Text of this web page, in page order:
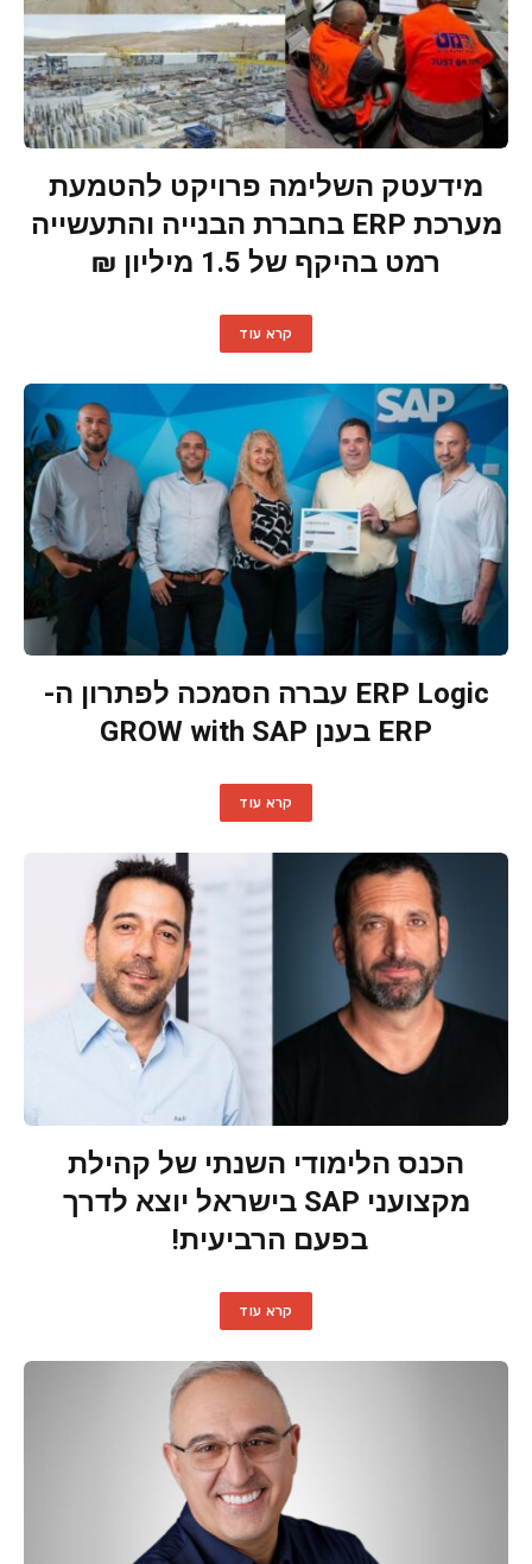
מידעטק השלימה פרויקט להטמעת
מערכת ERP בחברת הבנייה והתעשייה
רמט בהיקף של 1.5 מיליון ₪
קרא עוד
ERP Logic עברה הסמכה לפתרון ה-
ERP בענן GROW with SAP
קרא עוד
הכנס הלימודי השנתי של קהילת
מקצועני SAP בישראל יוצא לדרך
בפעם הרביעית!
קרא עוד